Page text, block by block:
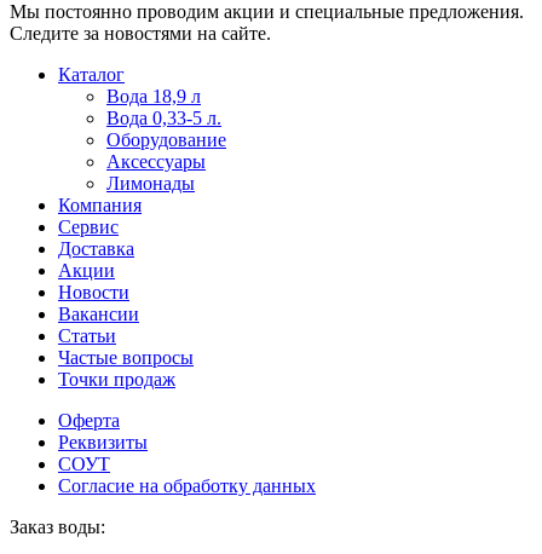
Мы постоянно проводим акции и специальные предложения.
Следите за новостями на сайте.
Пользователи
офіційний
сайт
через
разные
сайты.
можно
встретить
онлайн
казино
среди
обсуждаемых
тем.
Каталог
Вода 18,9 л
Вода 0,33-5 л.
Оборудование
Аксессуары
Лимонады
Компания
Сервис
Доставка
Акции
Новости
Вакансии
Статьи
Частые вопросы
Точки продаж
Оферта
Реквизиты
СОУТ
Согласие на обработку данных
Заказ воды: